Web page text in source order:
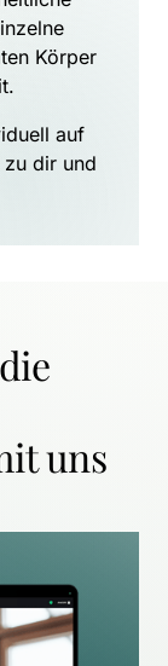
Körper
auf
dir und
uns